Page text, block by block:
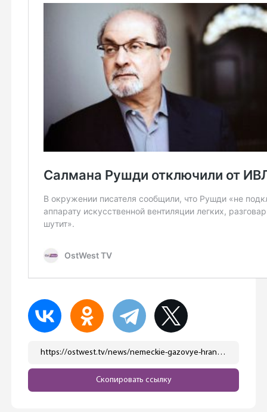
https://ostwest.tv/news/nemeckie-gazovye-hranilishha-zapolneny-na-75/
Скопировать ссылку